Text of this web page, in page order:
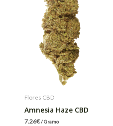
Flores CBD
Amnesia Haze CBD
7.26€/ Gramo